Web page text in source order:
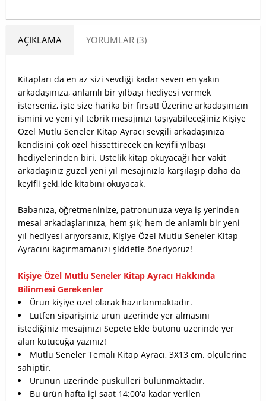
AÇIKLAMA YORUMLAR (3)
Kitapları da en az sizi sevdiği kadar seven en yakın
arkadaşınıza, anlamlı bir yılbaşı hediyesi vermek
isterseniz, işte size harika bir fırsat! Üzerine arkadaşınızın
ismini ve yeni yıl tebrik mesajınızı taşıyabileceğiniz Kişiye
Özel Mutlu Seneler Kitap Ayracı sevgili arkadaşınıza
kendisini çok özel hissettirecek en keyifli yılbaşı
hediyelerinden biri. Üstelik kitap okuyacağı her vakit
arkadaşınız güzel yeni yıl mesajınızla karşılaşıp daha da
keyifli şeki,lde kitabını okuyacak.
Babanıza, öğretmeninize, patronunuza veya iş yerinden
mesai arkadaşlarınıza, hem şık; hem de anlamlı bir yeni
yıl hediyesi arıyorsanız, Kişiye Özel Mutlu Seneler Kitap
Ayracını kaçırmamanızı şiddetle öneriyoruz!
Kişiye Özel Mutlu Seneler Kitap Ayracı Hakkında
Bilinmesi Gerekenler
Ürün kişiye özel olarak hazırlanmaktadır.
Lütfen siparişiniz ürün üzerinde yer almasını
istediğiniz mesajınızı Sepete Ekle butonu üzerinde yer
alan kutucuğa yazınız!
Mutlu Seneler Temalı Kitap Ayracı, 3X13 cm. ölçülerine
sahiptir.
Ürünün üzerinde püskülleri bulunmaktadır.
Bu ürün hafta içi saat 14:00'a kadar verilen